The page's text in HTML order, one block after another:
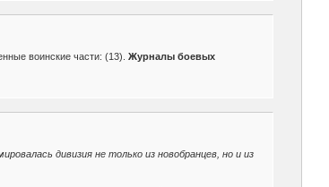
воинские части: (13). Журналы боевых
дивизия не только из новобранцев, но и из